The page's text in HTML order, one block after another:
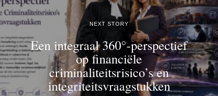
NEXT STORY
Een integraal 360°-perspectief
op financiële
criminaliteitsrisico’s en
integriteitsvraagstukken